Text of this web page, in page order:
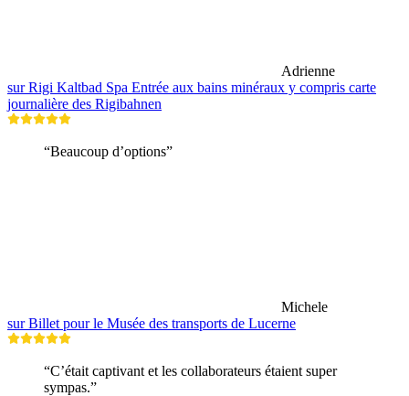
Adrienne
sur Rigi Kaltbad Spa Entrée aux bains minéraux y compris carte
journalière des Rigibahnen
“Beaucoup d’options”
Michele
sur Billet pour le Musée des transports de Lucerne
“C’était captivant et les collaborateurs étaient super
sympas.”